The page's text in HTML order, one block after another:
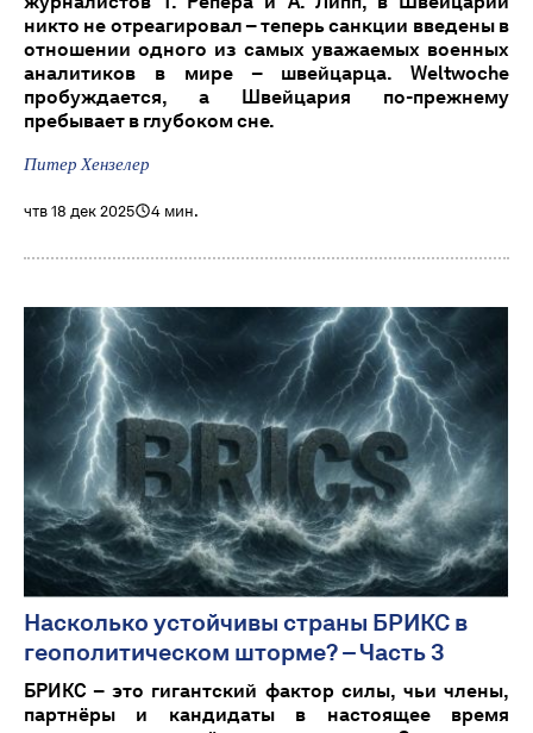
никто не отреагировал – теперь санкции введены в
отношении одного из самых уважаемых военных
аналитиков в мире – швейцарца. Weltwoche
пробуждается, а Швейцария по-прежнему
пребывает в глубоком сне.
Питер Хензелер
чтв 18 дек 2025 4 мин.
Насколько устойчивы страны БРИКС в
геополитическом шторме? – Часть 3
БРИКС – это гигантский фактор силы, чьи члены,
партнёры и кандидаты в настоящее время